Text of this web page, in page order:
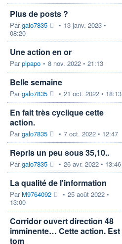
Plus de posts ?
Pargalo7835 • 13 janv. 2023 •
08:20
Une action en or
Parpipapo • 8 nov. 2022 • 21:13
Belle semaine
Pargalo7835 • 21 oct. 2022 • 18:13
En fait très cyclique cette
action.
Pargalo7835 • 7 oct. 2022 • 12:47
Repris un peu sous 35,10..
Pargalo7835 • 26 avr. 2022 • 13:46
La qualité de l'information
Par M9764092 • 25 août 2022 •
13:00
Corridor ouvert direction 48
imminente… Cette action. Est
tom